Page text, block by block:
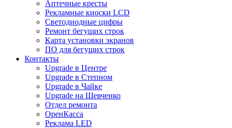
Аптечные кресты
Рекламные киоски LCD
Светодиодные цифры
Ремонт бегущих строк
Карта установки экранов
ПО для бегущих строк
Контакты
Upgrade в Центре
Upgrade в Степном
Upgrade в Чайке
Upgrade на Шевченко
Отдел ремонта
ОренКасса
Реклама LED